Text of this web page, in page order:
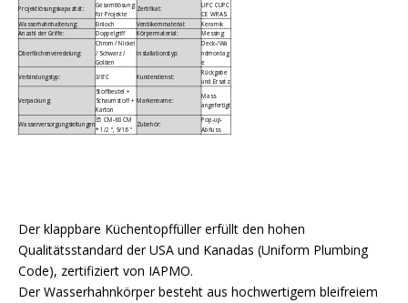
Projektlösungskapazität:
Gesamtlösung
für Projekte
Zertifikat:
UPC CUPC
CE WRAS
Wasserhahnhalterung:
Einloch Ventilkernmaterial:
Keramik
Anzahl der Griffe:
Doppelgriff Körpermaterial: Messing
Oberflächenveredelung:
Chrom / Nickel
/ Schwarz /
Golden
Installationstyp:
Deck-/Wa
ndmontag
e
Verbindungstyp:
3/8'C Kundendienst:
Rückgabe
und Ersatz
Verpackung:
Stoffbeutel +
Schaumstoff +
Karton
Markenname:
Mass
angefertigt
Wasserversorgungsleitungen
35 CM-60 CM
* 1/2 '', 9/16 ''
Zubehör:
Pop-up-
Abfluss
Der klappbare Küchentopffüller erfüllt den hohen
Qualitätsstandard der USA und Kanadas (Uniform Plumbing
Code), zertifiziert von IAPMO.
Der Wasserhahnkörper besteht aus hochwertigem bleifreiem